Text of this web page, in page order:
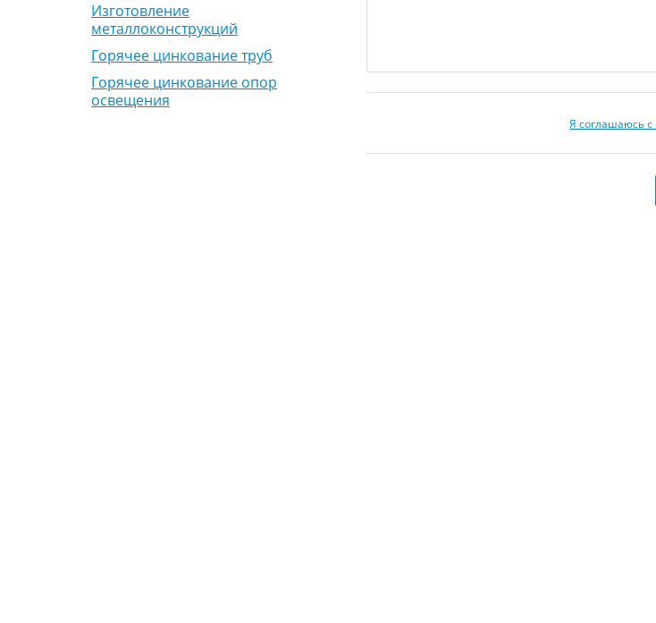
Изготовление
металлоконструкций
Горячее цинкование труб
Горячее цинкование опор
освещения
Я соглашаюсь